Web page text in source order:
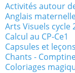
Activités autour
Anglais
Arts Visuels cycle
Calcul au CP-Ce1
Capsules et
Chants -
Coloriages